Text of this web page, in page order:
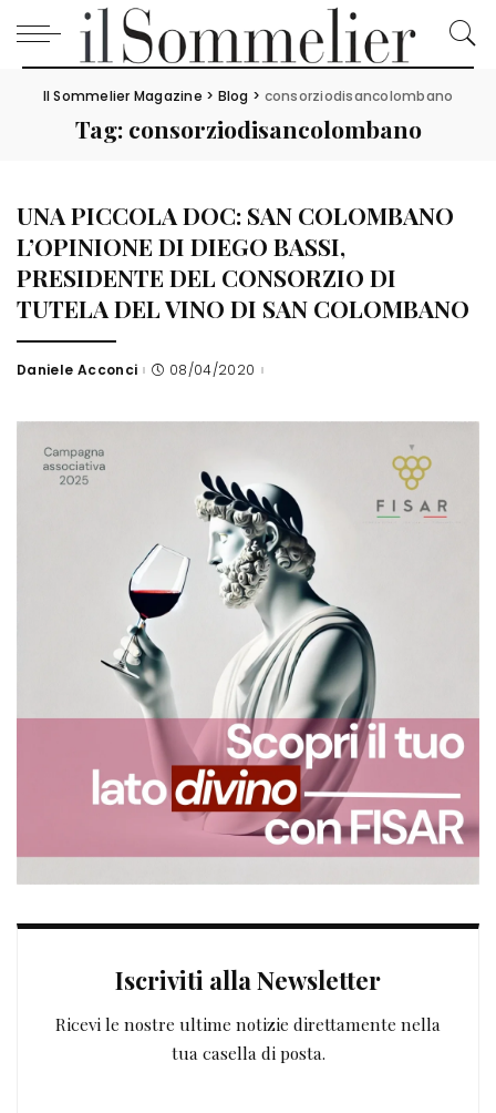
Il Sommelier Magazine > Blog > consorziodisancolombano
Tag: consorziodisancolombano
UNA PICCOLA DOC: SAN COLOMBANO
L’OPINIONE DI DIEGO BASSI,
PRESIDENTE DEL CONSORZIO DI
TUTELA DEL VINO DI SAN COLOMBANO
Posted
Daniele Acconci 08/04/2020
Iscriviti alla Newsletter
Ricevi le nostre ultime notizie direttamente nella
tua casella di posta.